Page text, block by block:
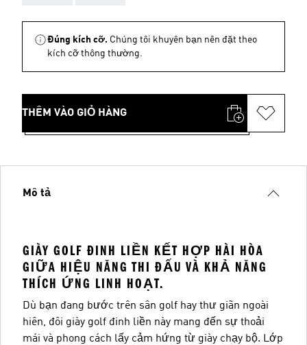
Đúng kích cỡ. Chúng tôi khuyên bạn nên đặt theo
kích cỡ thông thường.
THÊM VÀO GIỎ HÀNG
Mô tả
GIÀY GOLF ĐINH LIỀN KẾT HỢP HÀI HÒA
GIỮA HIỆU NĂNG THI ĐẤU VÀ KHẢ NĂNG
THÍCH ỨNG LINH HOẠT.
Dù bạn đang bước trên sân golf hay thư giãn ngoài
hiên, đôi giày golf đinh liền này mang đến sự thoải
mái và phong cách lấy cảm hứng từ giày chạy bộ. Lớp